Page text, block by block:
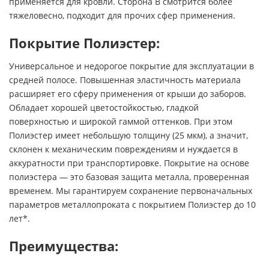
тяжеловесно, подходит для прочих сфер применения.
Покрытие Полиэстер:
Универсальное и недорогое покрытие для эксплуатации в
средней полосе. Повышенная эластичность материала
расширяет его сферу применения от крыши до заборов.
Обладает хорошей цветостойкостью, гладкой
поверхностью и широкой гаммой оттенков. При этом
Полиэстер имеет небольшую толщину (25 мкм), а значит,
склонен к механическим повреждениям и нуждается в
аккуратности при транспортировке. Покрытие на основе
полиэстера — это базовая защита металла, проверенная
временем. Мы гарантируем сохранение первоначальных
параметров металлопроката с покрытием Полиэстер до 10
лет*.
Преимущества: